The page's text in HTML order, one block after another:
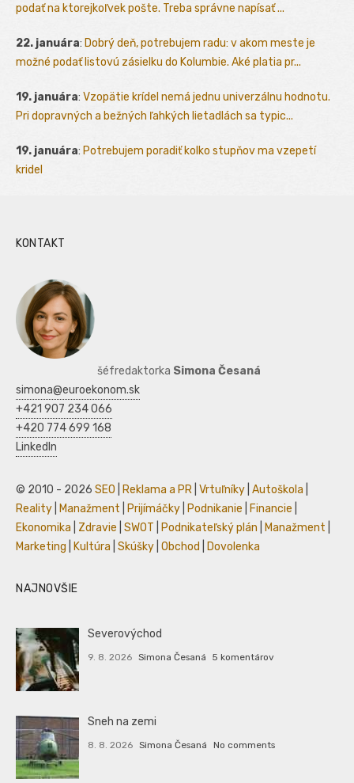
podať na ktorejkoľvek pošte. Treba správne napísať ...
22. januára: Dobrý deň, potrebujem radu: v akom meste je
možné podať listovú zásielku do Kolumbie. Aké platia pr...
19. januára: Vzopätie krídel nemá jednu univerzálnu hodnotu.
Pri dopravných a bežných ľahkých lietadlách sa typic...
19. januára: Potrebujem poradiť kolko stupňov ma vzepetí
kridel
KONTAKT
šéfredaktorka Simona Česaná
simona@euroekonom.sk
+421 907 234 066
+420 774 699 168
LinkedIn
© 2010 - 2026 SEO Reklama a PR Vrtuľníky Autoškola
Reality
Manažment Prijímáčky Podnikanie Financie
Ekonomika
Zdravie SWOT Podnikateľský plán Manažment
Marketing
Kultúra Skúšky Obchod Dovolenka
NAJNOVŠIE
Severovýchod
9. 8. 2026 Simona Česaná 5 komentárov
Sneh na zemi
8. 8. 2026 Simona Česaná No comments